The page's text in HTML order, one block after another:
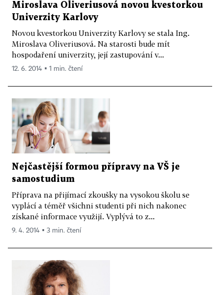
Miroslava Oliveriusová novou kvestorkou
Univerzity Karlovy
Novou kvestorkou Univerzity Karlovy se stala Ing.
Miroslava Oliveriusová. Na starosti bude mít
hospodaření univerzity, její zastupování v...
12. 6. 2014 ▪ 1 min. čtení
Nejčastější formou přípravy na VŠ je
samostudium
Příprava na přijímací zkoušky na vysokou školu se
vyplácí a téměř všichni studenti při nich nakonec
získané informace využijí. Vyplývá to z...
9. 4. 2014 ▪ 3 min. čtení